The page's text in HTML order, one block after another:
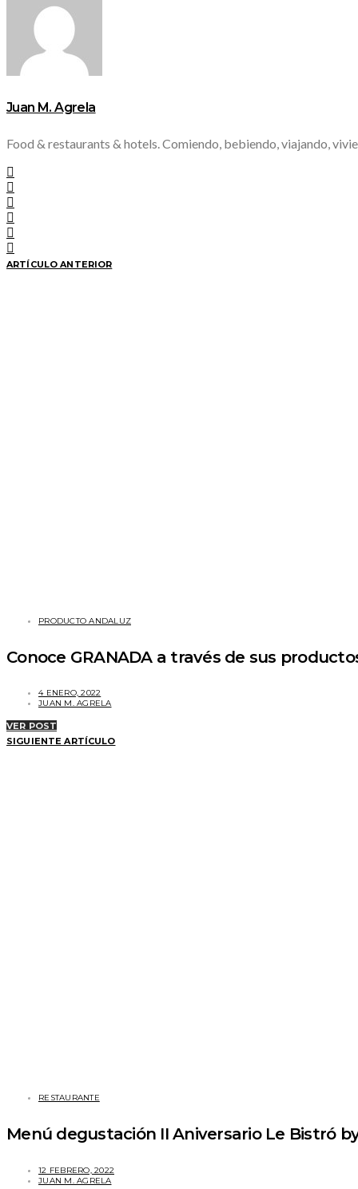
Juan M. Agrela
Food & restaurants & hotels. Comiendo, bebiendo, viajando,
ARTÍCULO ANTERIOR
PRODUCTO ANDALUZ
Conoce GRANADA a través de sus
4 ENERO, 2022
JUAN M. AGRELA
VER POST
SIGUIENTE ARTÍCULO
RESTAURANTE
Menú degustación II Aniversario Le Bistró
12 FEBRERO, 2022
JUAN M. AGRELA